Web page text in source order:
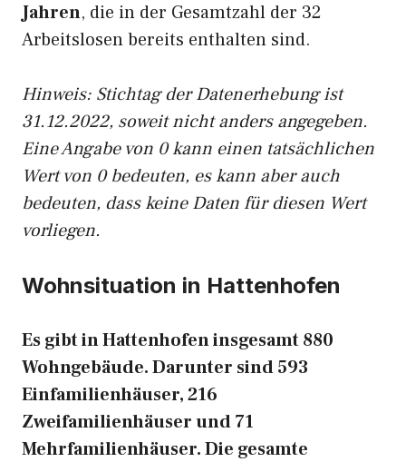
Jahren, die in der Gesamtzahl der 32
Arbeitslosen bereits enthalten sind.
Hinweis: Stichtag der Datenerhebung ist
31.12.2022, soweit nicht anders angegeben.
Eine Angabe von 0 kann einen tatsächlichen
Wert von 0 bedeuten, es kann aber auch
bedeuten, dass keine Daten für diesen Wert
vorliegen.
Wohnsituation in Hattenhofen
Es gibt in Hattenhofen insgesamt 880
Wohngebäude. Darunter sind 593
Einfamilienhäuser, 216
Zweifamilienhäuser und 71
Mehrfamilienhäuser. Die gesamte